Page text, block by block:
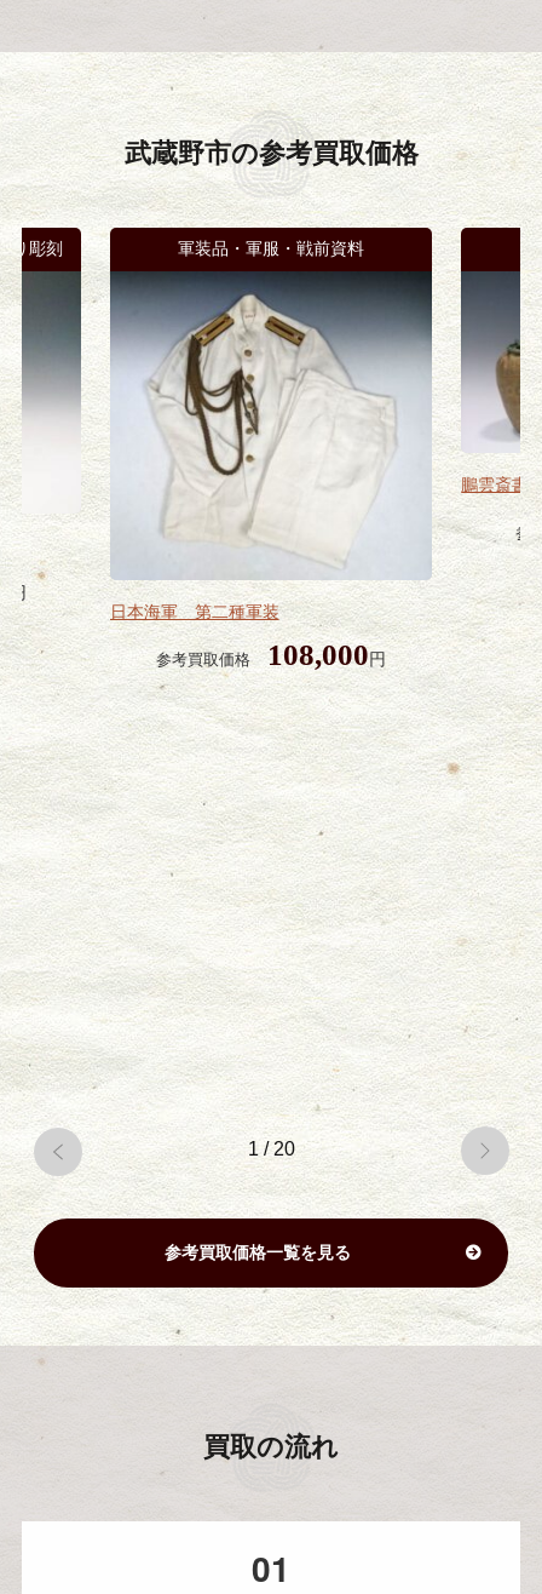
武蔵野市の参考買取価格
り彫刻
円
軍装品・軍服・戦前資料
日本海軍 第二種軍装
参考買取価格 108,000円
鵬雲斎書
参
1/ 20
参考買取価格一覧を見る
買取の流れ
01